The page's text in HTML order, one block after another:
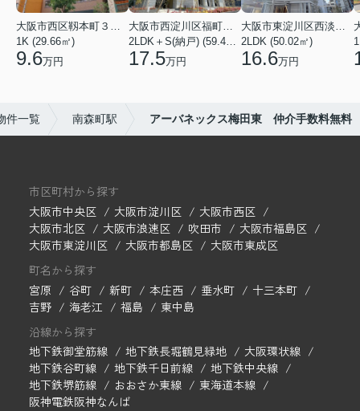
1K (29.66㎡)
9.6万円 17.5万円
2LDK (50.02㎡)
16.6万円
件一覧 南森町駅 アーバネックス梅田東 仲介手数料無料
市区町村から探す
大阪市中央区
大阪市淀川区
大阪市西区
大阪市北区
大阪市浪速区 吹田市
大阪市福島区
大阪市東淀川区
大阪市都島区
大阪市東成区
町名から探す
宮原
谷町 新町 本庄西 垂水町
十三本町
吉野
海老江 福島
東中島
沿線から探す
地下鉄御堂筋線
地下鉄長堀鶴見緑地
大阪環状線
地下鉄谷町線
地下鉄千日前線
地下鉄中央線
地下鉄堺筋線
おおさか東線
東海道本線
阪神電鉄阪神なんば